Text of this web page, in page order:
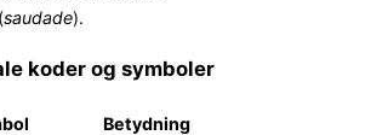
(saudade).
koder og symboler
Betydning